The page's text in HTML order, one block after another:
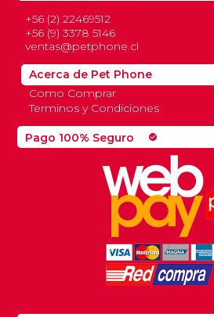
Pago 100% Seguro check_circle
+56 (2) 22469512
+56 (9) 3378 5146
ventas@petphone.cl
Acerca de Pet Phone
Como Comprar
Terminos y Condiciones